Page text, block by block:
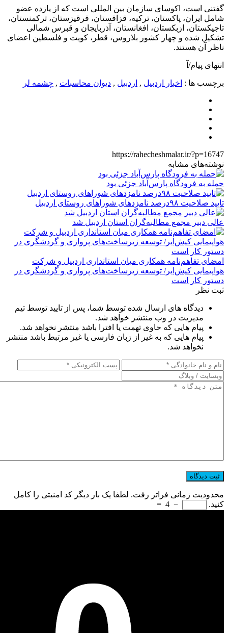
گفتنی است، اکوسای سازمان بین المللی است که از یازده عضو
شامل ایران، پاکستان، ترکیه، قزاقستان، قرقیزستان، ترکمنستان،
تاجیکستان، ازبکستان، افغانستان، آذربایجان و قبرس شمالی
تشکیل شده و چهار کشور بلاروس، قطر، کویت و فلسطین اعضای
ناظر آن هستند.
انتهای پیام/آ
برچسب ها : اخبار اردبیل , اردبیل , دیوان محاسبات , چشمه لر
https://rahecheshmalar.ir/?p=16747
نوشته‌های مشابه
حمله به فرودگاه پارس‌‌آباد جزئی بود
تایید صلاحیت ۹۸درصد نامزدهای شوراهای روستای اردبیل
عالی دبیر مجمع مطالبه‌گران استان اردبیل شد
امضای تفاهم‌نامه همکاری میان استانداری اردبیل و شرکت
هواپیمایی کیش‌ایر/ توسعه زیرساخت‌های پروازی و گردشگری در
دستور کار است
ثبت نظر
دیدگاه های ارسال شده توسط شما، پس از تایید توسط تیم
مدیریت در وب منتشر خواهد شد.
پیام هایی که حاوی تهمت یا افترا باشد منتشر نخواهد شد.
پیام هایی که به غیر از زبان فارسی یا غیر مرتبط باشد منتشر
نخواهد شد.
محدودیت زمانی فراتر رفت. لطفا یک بار دیگر کد امنیتی را کامل
کنید.
−
4
=